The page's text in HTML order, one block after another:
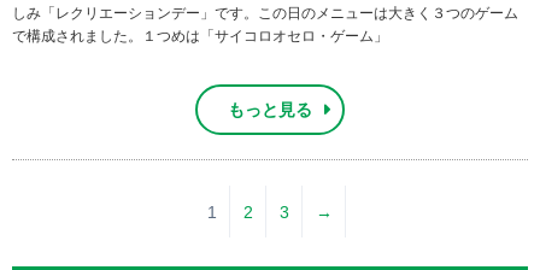
しみ「レクリエーションデー」です。この日のメニューは大きく３つのゲーム
で構成されました。１つめは「サイコロオセロ・ゲーム」
もっと見る
1 2 3 →